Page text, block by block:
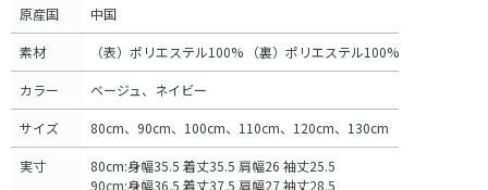
原産国 中国
素材 （表）ポリエステル100% （裏）ポリエステル100%
カラー ベージュ、ネイビー
サイズ 80cm、90cm、100cm、110cm、120cm、130cm
実寸
80cm:身幅35.5 着丈35.5 肩幅26 袖丈25.5
90cm:身幅36.5 着丈37.5 肩幅27 袖丈28.5